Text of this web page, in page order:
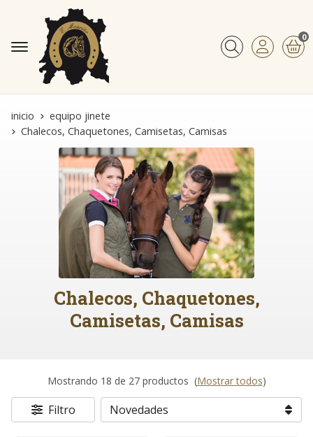
Buscar
0
inicio
equipo jinete
Chalecos, Chaquetones, Camisetas, Camisas
Chalecos, Chaquetones,
Camisetas, Camisas
Mostrando 18 de 27 productos (Mostrar todos)
Filtro